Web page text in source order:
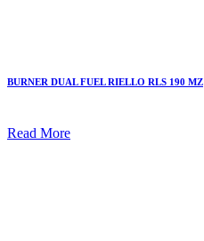
BURNER DUAL FUEL RIELLO RLS 190 MZ
Read More